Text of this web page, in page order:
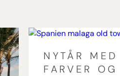
NYTÅR
FARVER OG